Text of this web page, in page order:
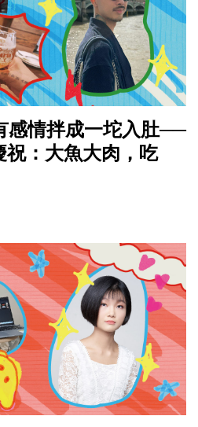
感情拌成一坨入肚──
：大魚大肉，吃